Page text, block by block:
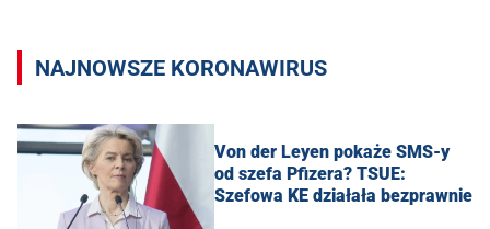
NAJNOWSZE KORONAWIRUS
Von der Leyen pokaże SMS-y
od szefa Pfizera? TSUE:
Szefowa KE działała bezprawnie